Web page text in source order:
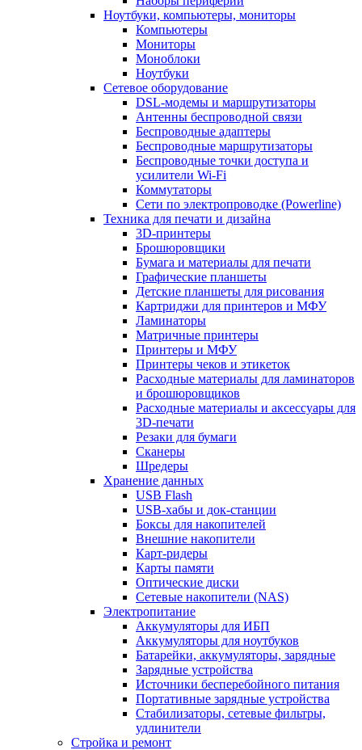
Ноутбуки, компьютеры, мониторы
Компьютеры
Мониторы
Моноблоки
Ноутбуки
Сетевое оборудование
DSL-модемы и маршрутизаторы
Антенны беспроводной связи
Беспроводные адаптеры
Беспроводные маршрутизаторы
Беспроводные точки доступа и
усилители Wi-Fi
Коммутаторы
Сети по электропроводке (Powerline)
Техника для печати и дизайна
3D-принтеры
Брошюровщики
Бумага и материалы для печати
Графические планшеты
Детские планшеты для рисования
Картриджи для принтеров и МФУ
Ламинаторы
Матричные принтеры
Принтеры и МФУ
Принтеры чеков и этикеток
Расходные материалы для ламинаторов
и брошюровщиков
Расходные материалы и аксессуары для
3D-печати
Резаки для бумаги
Сканеры
Шредеры
Хранение данных
USB Flash
USB-хабы и док-станции
Боксы для накопителей
Внешние накопители
Карт-ридеры
Карты памяти
Оптические диски
Сетевые накопители (NAS)
Электропитание
Аккумуляторы для ИБП
Аккумуляторы для ноутбуков
Батарейки, аккумуляторы, зарядные
Зарядные устройства
Источники бесперебойного питания
Портативные зарядные устройства
Стабилизаторы, сетевые фильтры,
удлинители
Стройка и ремонт